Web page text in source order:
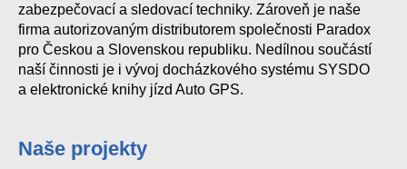
zabezpečovací a sledovací techniky. Zároveň je naše
firma autorizovaným distributorem společnosti Paradox
pro Českou a Slovenskou republiku. Nedílnou součástí
naší činnosti je i vývoj docházkového systému SYSDO
a elektronické knihy jízd Auto GPS.
Naše projekty